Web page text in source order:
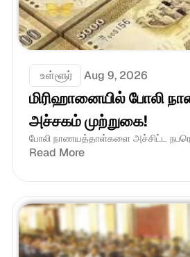
உள்ளூர் Aug 9, 2026
மிரிஹானையில் போலி
அச்சகம் முற்றுகை!
போலி நாணயத்தாள்களை அச்சிட்ட
Read More